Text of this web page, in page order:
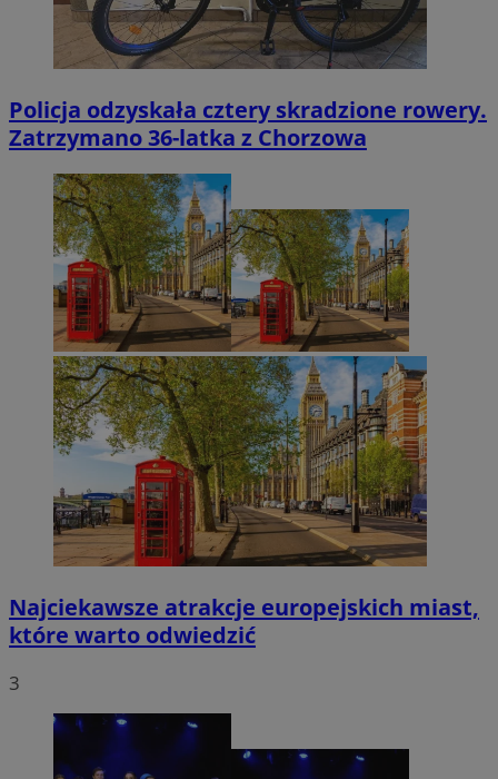
Policja odzyskała cztery skradzione rowery.
Zatrzymano 36-latka z Chorzowa
Najciekawsze atrakcje europejskich miast,
które warto odwiedzić
3